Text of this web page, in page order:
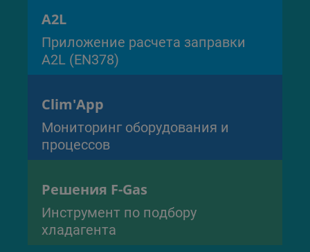
A2L
Приложение расчета заправки
A2L (EN378)
Clim'App
Мониторинг оборудования и
процессов
Решения F-Gas
Инструмент по подбору
хладагента